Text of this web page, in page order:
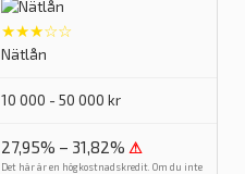
★★★☆☆
Nätlån
10 000 - 50 000 kr
27,95% – 31,82% ⚠
Det här är en högkostnadskredit. Om du inte